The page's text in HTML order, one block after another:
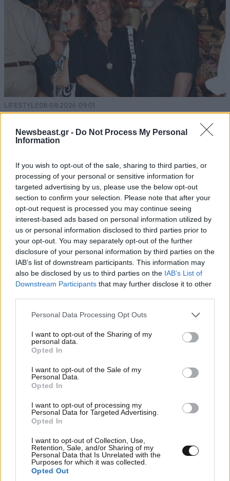
Newsbeast.gr - Do Not Process My Personal
Information
If you wish to opt-out of the sale, sharing to third parties, or
processing of your personal or sensitive information for
targeted advertising by us, please use the below opt-out
section to confirm your selection. Please note that after your
opt-out request is processed you may continue seeing
interest-based ads based on personal information utilized by
us or personal information disclosed to third parties prior to
your opt-out. You may separately opt-out of the further
disclosure of your personal information by third parties on the
IAB’s list of downstream participants. This information may
also be disclosed by us to third parties on the IAB’s List of
Downstream Participants that may further disclose it to other
Please note that this website/app uses one or more Google
not limited to your visit or usage behaviour. You may click to
grant or deny consent to Google and its third-party tags to
use your data for below specified purposes in below Google
consent section.
Personal Data Processing Opt Outs
I want to opt-out of the Sharing of my
personal data.
Opted In
I want to opt-out of the Sale of my
Personal Data.
Opted In
I want to opt-out of processing my
Personal Data for Targeted Advertising.
Opted In
I want to opt-out of Collection, Use,
Retention, Sale, and/or Sharing of my
Personal Data that Is Unrelated with the
Purposes for which it was collected.
Opted Out
LIFESTYLE08·08·2026 09:01
σχέση που θυμίζει σενάριο ταινίας και μετρά
πάνω από τέσσερα χρόνια